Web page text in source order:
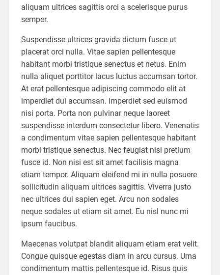
aliquam ultrices sagittis orci a scelerisque purus
semper.
Suspendisse ultrices gravida dictum fusce ut
placerat orci nulla. Vitae sapien pellentesque
habitant morbi tristique senectus et netus. Enim
nulla aliquet porttitor lacus luctus accumsan tortor.
At erat pellentesque adipiscing commodo elit at
imperdiet dui accumsan. Imperdiet sed euismod
nisi porta. Porta non pulvinar neque laoreet
suspendisse interdum consectetur libero. Venenatis
a condimentum vitae sapien pellentesque habitant
morbi tristique senectus. Nec feugiat nisl pretium
fusce id. Non nisi est sit amet facilisis magna
etiam tempor. Aliquam eleifend mi in nulla posuere
sollicitudin aliquam ultrices sagittis. Viverra justo
nec ultrices dui sapien eget. Arcu non sodales
neque sodales ut etiam sit amet. Eu nisl nunc mi
ipsum faucibus.
Maecenas volutpat blandit aliquam etiam erat velit.
Congue quisque egestas diam in arcu cursus. Urna
condimentum mattis pellentesque id. Risus quis